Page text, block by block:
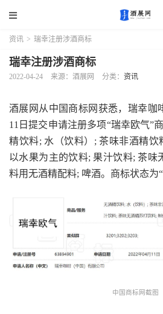
资讯 > 瑞幸注册涉酒商标
瑞幸注册涉酒商标
2022-04-24 来源：酒展网 分类： 资讯
酒展网从中国商标网获悉，瑞幸咖
11日提交申请注册多项“瑞幸欧气”
精饮料; 水（饮料）; 茶味非酒精饮
以水果为主的饮料; 果汁饮料; 茶味
料用无酒精配料; 啤酒。商标状态为“
中国商标网截图